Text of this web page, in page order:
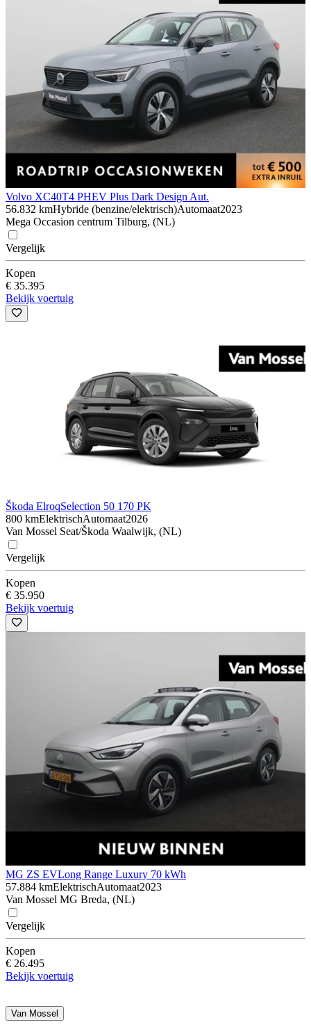
Volvo XC40T4 PHEV Plus Dark Design Aut.
56.832 kmHybride (benzine/elektrisch)Automaat2023
Mega Occasion centrum Tilburg, (NL)
Vergelijk
Kopen
€ 35.395
Bekijk voertuig
Škoda ElroqSelection 50 170 PK
800 kmElektrischAutomaat2026
Van Mossel Seat/Škoda Waalwijk, (NL)
Vergelijk
Kopen
€ 35.950
Bekijk voertuig
MG ZS EVLong Range Luxury 70 kWh
57.884 kmElektrischAutomaat2023
Van Mossel MG Breda, (NL)
Vergelijk
Kopen
€ 26.495
Bekijk voertuig
Van Mossel